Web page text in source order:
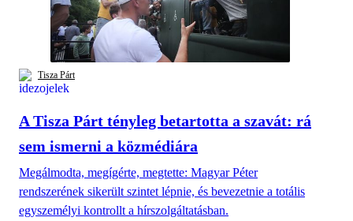
Tisza Párt
A Tisza Párt tényleg betartotta a szavát: rá
sem ismerni a közmédiára
Megálmodta, megígérte, megtette: Magyar Péter
rendszerének sikerült szintet lépnie, és bevezetnie a totális
egyszemélyi kontrollt a hírszolgáltatásban.